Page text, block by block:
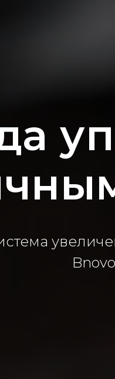
Bnovo